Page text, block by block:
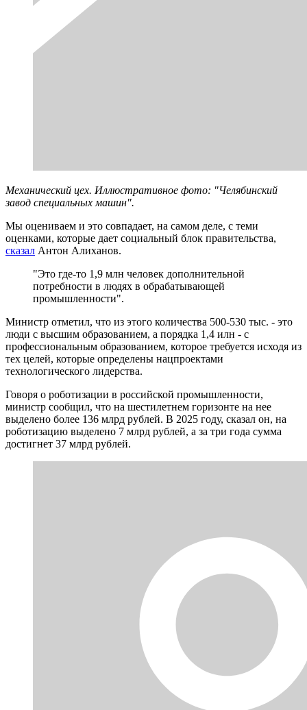
Механический цех. Иллюстративное фото: "Челябинский
завод специальных машин".
Мы оцениваем и это совпадает, на самом деле, с теми
оценками, которые дает социальный блок правительства,
сказал Антон Алиханов.
"Это где-то 1,9 млн человек дополнительной
потребности в людях в обрабатывающей
промышленности".
Министр отметил, что из этого количества 500-530 тыс. - это
люди с высшим образованием, а порядка 1,4 илн - с
профессиональным образованием, которое требуется исходя из
тех целей, которые определены нацпроектами
технологического лидерства.
Говоря о роботизации в российской промышленности,
министр сообщил, что на шестилетнем горизонте на нее
выделено более 136 млрд рублей. В 2025 году, сказал он, на
роботизацию выделено 7 млрд рублей, а за три года сумма
достигнет 37 млрд рублей.